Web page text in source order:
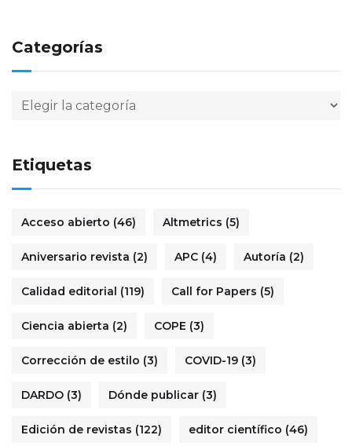
Categorías
Etiquetas
Acceso abierto (46) Altmetrics (5)
Aniversario revista (2) APC (4) Autoría (2)
Calidad editorial (119) Call for Papers (5)
Ciencia abierta (2) COPE (3)
Corrección de estilo (3) COVID-19 (3)
DARDO (3) Dónde publicar (3)
Edición de revistas (122) editor científico (46)